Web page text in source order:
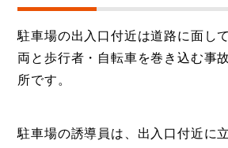
駐車場の出入口付近は道路に面し
両と歩行者・自転車を巻き込む事
所です。
駐車場の誘導員は、出入口付近に